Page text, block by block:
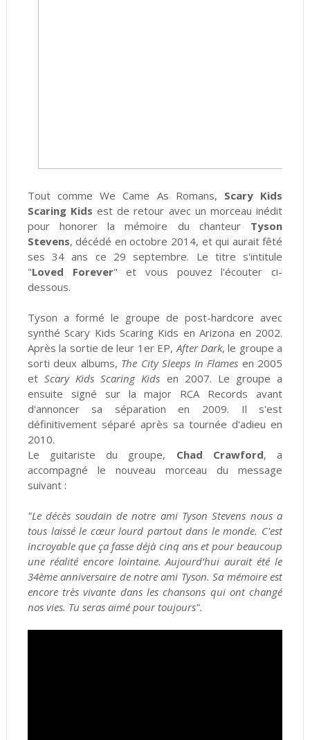
Tout comme We Came As Romans, Scary Kids
Scaring Kids est de retour avec un morceau inédit
pour honorer la mémoire du chanteur Tyson
Stevens, décédé en octobre 2014, et qui aurait fêté
ses 34 ans ce 29 septembre. Le titre s'intitule
"Loved Forever" et vous pouvez l'écouter ci-
dessous.
Tyson a formé le groupe de post-hardcore avec
synthé Scary Kids Scaring Kids en Arizona en 2002.
Après la sortie de leur 1er EP,After Dark, le groupe a
sorti deux albums, The City Sleeps In Flames en 2005
etScary Kids Scaring Kids en 2007. Le groupe a
ensuite signé sur la major RCA Records avant
d'annoncer sa séparation en 2009. Il s'est
définitivement séparé après sa tournée d'adieu en
2010.
Le guitariste du groupe, Chad Crawford, a
accompagné le nouveau morceau du message
suivant :
"Le décès soudain de notre ami Tyson Stevens nous a
tous laissé le cœur lourd partout dans le monde. C'est
incroyable que ça fasse déjà cinq ans et pour beaucoup
une réalité encore lointaine. Aujourd’hui aurait été le
34ème anniversaire de notre ami Tyson. Sa mémoire est
encore très vivante dans les chansons qui ont changé
nos vies. Tu seras aimé pour toujours".